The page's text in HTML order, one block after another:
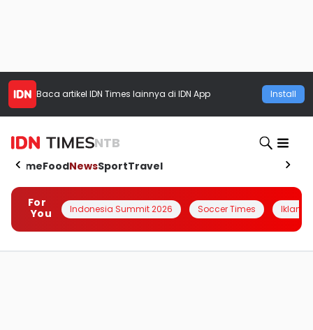
Baca artikel IDN Times lainnya di IDN App Install
NTB
HomeFoodNewsSportTravel
For
You
Indonesia Summit 2026 Soccer Times Iklanin